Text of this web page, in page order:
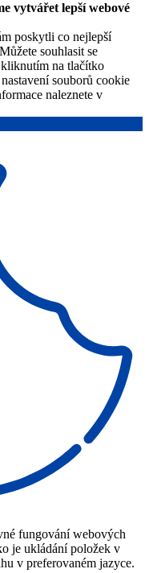
vytvářet lepší webové
poskytli co nejlepší
souhlasit se
na tlačítko
souborů cookie
naleznete v
fungování webových
je ukládání položek v
v preferovaném jazyce.